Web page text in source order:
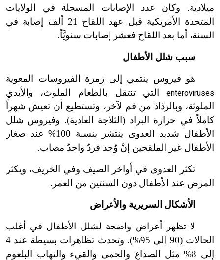
ميلادية. وكان عدد الإصابات المسجلة في الولايات
المتحدة الأمريكية قبل عهد اللقاح 21 ألف إصابة في
السنة، أما بعد اللقاح فعشر إصابات سنويَّاً.
سبب شلل الأطفال
هو فيروس ينتمي إلى زمرة الفيروسات المعوية
enteroviruses التي تنتقل بالطعام الملوث، والأيدي
الملوثة، وبالرذاذ من فم لآخر، وتستطيع أن تعيش شهراً
كاملاً في حرارة البراد (الثلاجة العادية). وفيروس شلل
الأطفال شديد العدوى ينتشر بنسبة 100% عند صغار
الأطفال غير الملقحين إنْ وُجد فردٌ واحدٌ مصاب.
تكثر العدوى في أواخر الصيف وفي الخريف، ويكثر
المرض عند الأطفال دون السنتين من العمر.
الأشكال السريرية والأعراض
لا تظهر أعراض واضحة لشلل الأطفال في أغلب
الحالات (90 إلى 95%). وتحدث تظاهرات بسيطة عند 4
إلى 8% مثل الصداع والحمى والقيء والتهاب البلعوم